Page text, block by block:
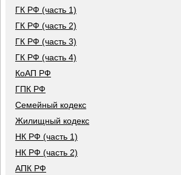
ГК РФ (часть 1)
ГК РФ (часть 2)
ГК РФ (часть 3)
ГК РФ (часть 4)
КоАП РФ
ГПК РФ
Семейный кодекс
Жилищный кодекс
НК РФ (часть 1)
НК РФ (часть 2)
АПК РФ